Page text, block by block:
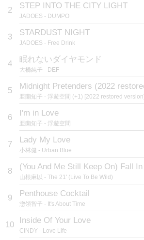
2 STEP INTO THE CITY LIGHT
JADOES - DUMPO
3 STARDUST NIGHT
JADOES - Free Drink
4 眠れないダイヤモンド
大橋純子 - DEF
5 Midnight Pretenders (2022
亜蘭知子 - 浮遊空間 (+1) [2022 restored version]
6 I'm in Love
亜蘭知子 - 浮遊空間
7 Lady My Love
小林健 - Urban Blue
8 (You And Me Still Keep On) Fall
山根麻以 - The 21' (Live To Be Wild)
9 Penthouse Cocktail
惣領智子 - It's About Time
10 Inside Of Your Love
CINDY - Love Life